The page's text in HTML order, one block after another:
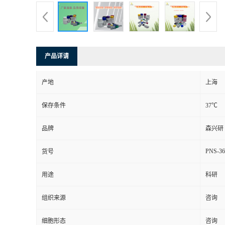
产品详请
产地 上海
保存条件 37℃
品牌 森兴研
货号 PNS-
用途 科研
组织来源 咨询
细胞形态 咨询